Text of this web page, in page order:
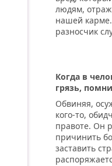
людям,
нашей
разносчик
Когда в
грязь,
Обвиняя,
кого-то,
правоте. Он
причинить
заставить